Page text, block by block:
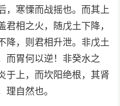
，寒慄而战摇也。而其上
相之火，随戊土下降，
降，则君相升泄。非戊土
而胃何以逆！非癸水之
于上，而坎阳绝根，其肾
自然也。